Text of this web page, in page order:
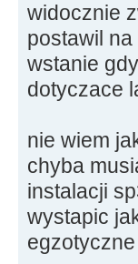
widocznie
postawil
wstanie
dotyczace
nie wiem
chyba
instalacji
wystapic